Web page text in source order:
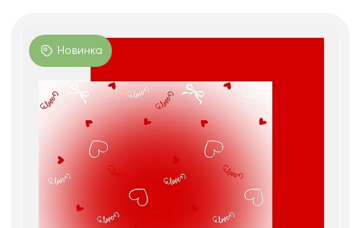
Свечи
Изделия из металла
Новинка